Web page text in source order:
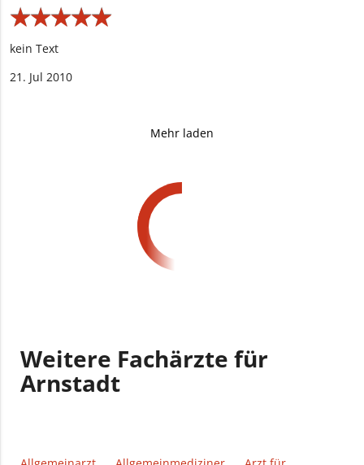
★★★★★
★★★★★
kein Text
21. Jul 2010
Mehr laden
Weitere Fachärzte für
Arnstadt